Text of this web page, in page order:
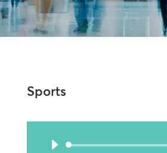
Sports
Lecteur